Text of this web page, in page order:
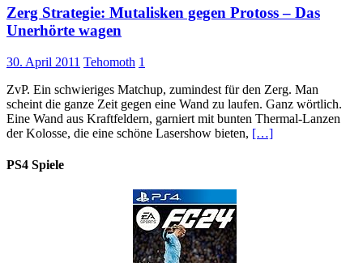
Zerg Strategie: Mutalisken gegen Protoss – Das
Unerhörte wagen
30. April 2011 Tehomoth 1
ZvP. Ein schwieriges Matchup, zumindest für den Zerg. Man
scheint die ganze Zeit gegen eine Wand zu laufen. Ganz wörtlich.
Eine Wand aus Kraftfeldern, garniert mit bunten Thermal-Lanzen
der Kolosse, die eine schöne Lasershow bieten, […]
PS4 Spiele